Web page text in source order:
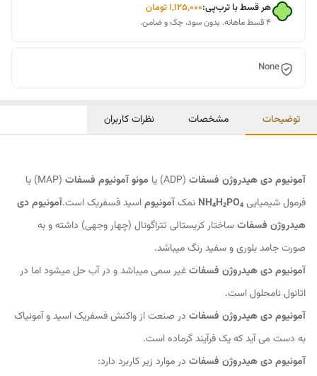
هر قسط با ترب‌پی:۱٬۱۲۵٬۰۰۰تومان
۴ قسط ماهانه. بدون سود، چک و ضامن.
None
توضیحات مشخصات نظرات کاربران
آمونیوم دی هیدروژن فسفات (ADP) یا مونوآمونیوم فسفات
(MAP) با
فرمول شیمیاییNH₄H₂PO₄ نمکآمونیوماسید فسفریک است.آمونیوم دی
هیدروژن فسفاتساختار کریستالی تتراگونال (چهار وجهی) داشته و به
صورت جامد بلوری و سفید رنگ میباشد.
آمونیوم دی هیدروژن فسفاتغیر سمی میباشد و در آب حل میشود اما در
اتانول نامحلول است.
آمونیوم دی هیدروژن فسفات در صنعت از واکنش فسفریک اسید و آمونیاک
به دست می آید که یک فرآیند گرماده است.
آمونیوم دی هیدروژن فسفات در موارد زیر کاربرد دارد: